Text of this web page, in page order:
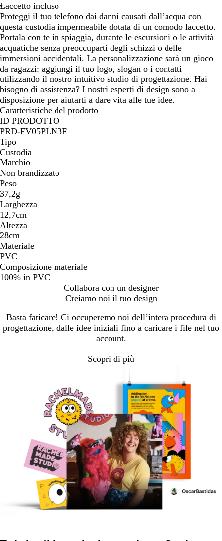
r
e
n
t
e
Laccetto incluso
Proteggi il tuo telefono dai danni causati dall’acqua con
questa custodia impermeabile dotata di un comodo laccetto.
Portala con te in spiaggia, durante le escursioni o le attività
acquatiche senza preoccuparti degli schizzi o delle
immersioni accidentali. La personalizzazione sarà un gioco
da ragazzi: aggiungi il tuo logo, slogan o i contatti
utilizzando il nostro intuitivo studio di progettazione. Hai
bisogno di assistenza? I nostri esperti di design sono a
disposizione per aiutarti a dare vita alle tue idee.
Caratteristiche del prodotto
ID PRODOTTO
PRD-FV05PLN3F
Tipo
Custodia
Marchio
Non brandizzato
Peso
37,2g
Larghezza
12,7cm
Altezza
28cm
Materiale
PVC
Composizione materiale
100% in PVC
Collabora con un designer
Creiamo noi il tuo design
Basta faticare! Ci occuperemo noi dell’intera procedura di
progettazione, dalle idee iniziali fino a caricare i file nel tuo
account.
Scopri di più